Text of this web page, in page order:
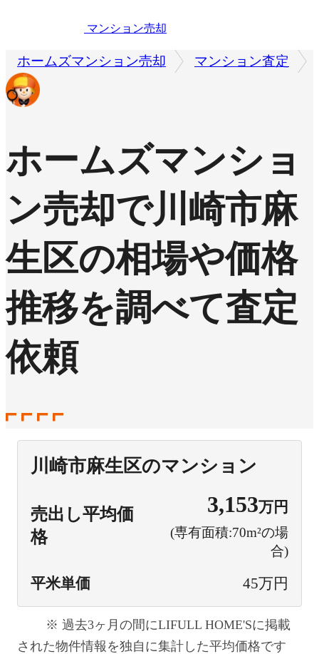
マンション売却
ホームズマンション売却 マンション査定
ホームズマンショ
ン売却で川崎市麻
生区の相場や価格
推移を調べて査定
依頼
川崎市麻生区のマンション
売出し平均価
格
3,153万円
(専有面積:70m²の場
合)
平米単価 45万円
過去3ヶ月の間にLIFULL HOME'Sに掲載
された物件情報を独自に集計した平均価格です